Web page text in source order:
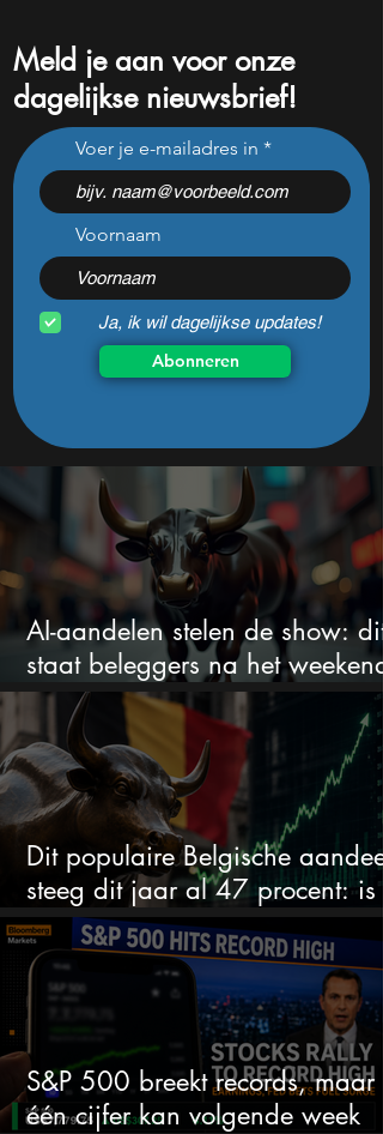
Dit populaire Belgische
aandeel steeg dit jaar al 47
procent: is er ruimte voor
meer?
Meld je aan voor onze
dagelijkse nieuwsbrief!
Voer je e-mailadres in
Voornaam
Ja, ik wil dagelijkse updates!
Abonneren
AI-aandelen stelen de show: dit
staat beleggers na het weekend
te wachten
Dit populaire Belgische aandeel
steeg dit jaar al 47 procent: is
ruimte voor meer?
S&P 500 breekt records, maar
één cijfer kan volgende week